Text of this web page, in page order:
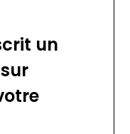
un